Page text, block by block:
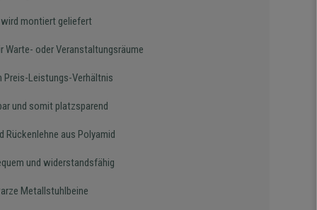
montiert geliefert
Warte- oder Veranstaltungsräume
Preis-Leistungs-Verhältnis
und somit platzsparend
Rückenlehne aus Polyamid
und widerstandsfähig
Metallstuhlbeine